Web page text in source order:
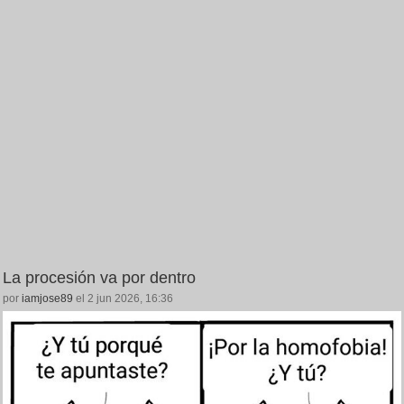
La procesión va por dentro
por iamjose89 el 2 jun 2026, 16:36